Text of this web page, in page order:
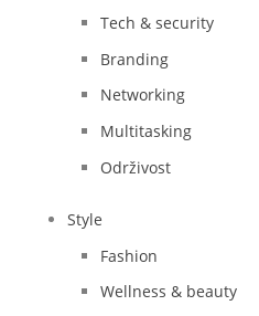
Tech & security
Branding
Networking
Multitasking
Održivost
Style
Fashion
Wellness & beauty